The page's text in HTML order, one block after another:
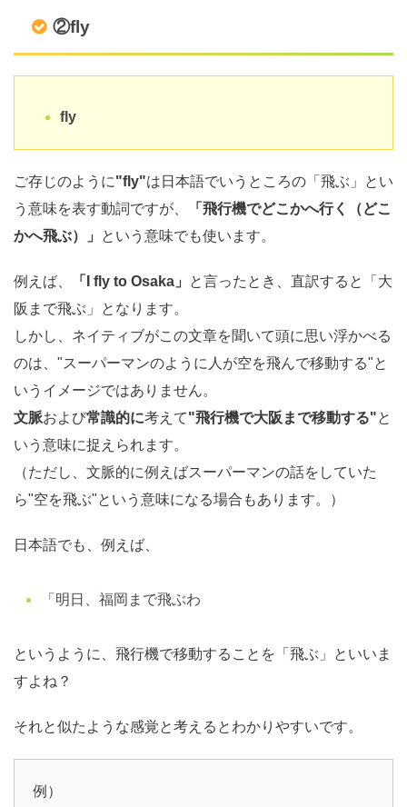
②fly
fly
ご存じのように"fly"は日本語でいうところの「飛ぶ」とい
う意味を表す動詞ですが、
「飛行機でどこかへ行く（どこ
かへ飛ぶ）」
という意味でも使います。
例えば、 「I fly to Osaka」
と言ったとき、直訳すると「大
阪まで飛ぶ」となります。
しかし、ネイティブがこの文章を聞いて頭に思い浮かべる
のは、"スーパーマンのように人が空を飛んで移動する"と
いうイメージではありません。
文脈および常識的に考えて"飛行機で大阪まで移動する"と
いう意味に捉えられます。
（ただし、文脈的に例えばスーパーマンの話をしていた
ら"空を飛ぶ"という意味になる場合もあります。）
日本語でも、例えば、
「明日、福岡まで飛ぶわ
というように、飛行機で移動することを「飛ぶ」といいま
すよね？
それと似たような感覚と考えるとわかりやすいです。
例）